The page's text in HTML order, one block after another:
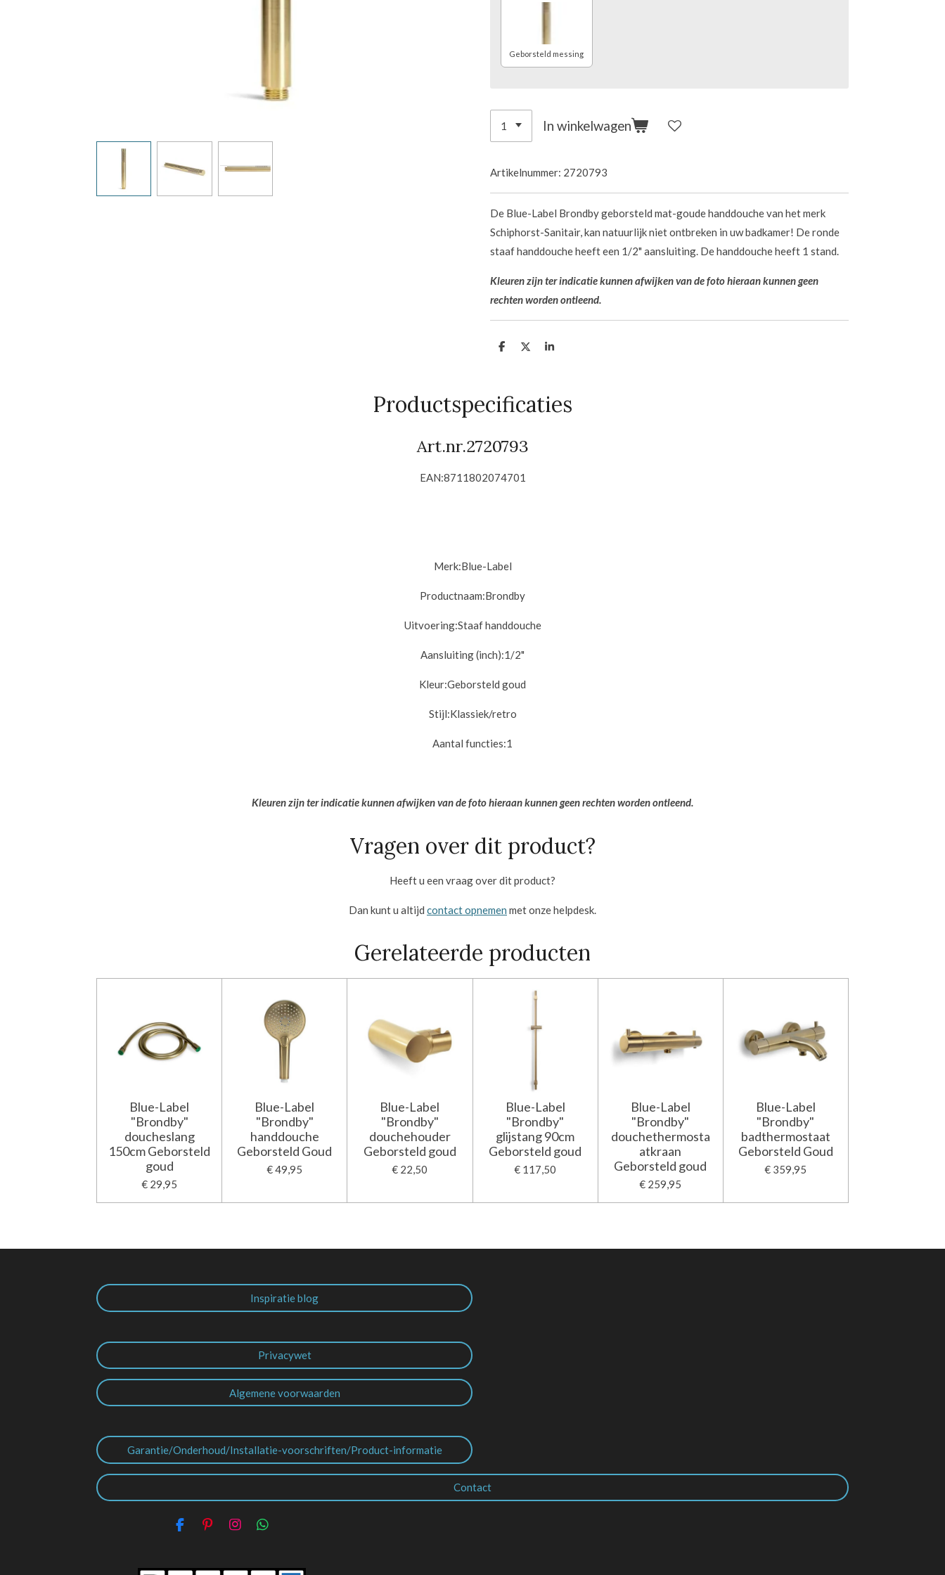
Geborsteld messing
In winkelwagen
Artikelnummer: 2720793
De Blue-Label Brondby geborsteld mat-goude handdouche van het merk
Schiphorst-Sanitair, kan natuurlijk niet ontbreken in uw badkamer! De ronde
staaf handdouche heeft een 1/2" aansluiting. De handdouche heeft 1 stand.
Kleuren zijn ter indicatie kunnen afwijken van de foto hieraan kunnen geen
rechten worden ontleend.
D
D
S
Productspecificaties
Art.nr.2720793
EAN:8711802074701
Merk:Blue-Label
Productnaam:Brondby
Uitvoering:Staaf handdouche
Aansluiting (inch):1/2"
Kleur:Geborsteld goud
Stijl:Klassiek/retro
Aantal functies:1
Kleuren zijn ter indicatie kunnen afwijken van de foto hieraan kunnen geen rechten worden ontleend.
Vragen over dit product?
Heeft u een vraag over dit product?
Dan kunt u altijd contact opnemen met onze helpdesk.
Gerelateerde producten
Blue-Label
"Brondby"
doucheslang
150cm Geborsteld
goud
€ 29,95
Blue-Label
"Brondby"
handdouche
Geborsteld Goud
€ 49,95
Blue-Label
"Brondby"
douchehouder
Geborsteld goud
€ 22,50
Blue-Label
"Brondby"
glijstang 90cm
Geborsteld goud
€ 117,50
Blue-Label
"Brondby"
douchethermosta
atkraan
Geborsteld goud
€ 259,95
Blue-Label
"Brondby"
badthermostaat
Geborsteld Goud
€ 359,95
Inspiratie blog
Privacywet
Algemene voorwaarden
Garantie/Onderhoud/Installatie-voorschriften/Product-informatie
Contact
F
e
P
t
I
t
W
t